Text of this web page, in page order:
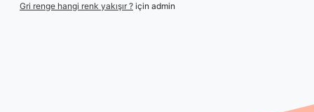
Gri renge hangi renk yakışır ? için admin